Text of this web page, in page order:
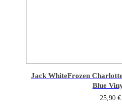
Jack WhiteFrozen
Blue
25,90 €